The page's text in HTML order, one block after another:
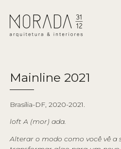
Mainline 2021
Brasília-DF, 2020-2021.
loft A (mor) ada.
Alterar o modo como você vê a